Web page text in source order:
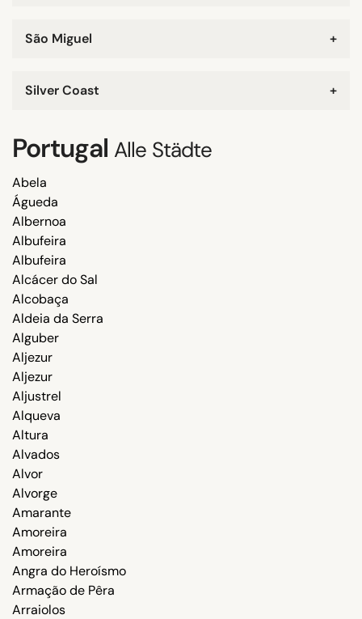
+
São Miguel
+
Silver Coast
Portugal Alle Städte
Abela
Águeda
Albernoa
Albufeira
Albufeira
Alcácer do Sal
Alcobaça
Aldeia da Serra
Alguber
Aljezur
Aljezur
Aljustrel
Alqueva
Altura
Alvados
Alvor
Alvorge
Amarante
Amoreira
Amoreira
Angra do Heroísmo
Armação de Pêra
Arraiolos